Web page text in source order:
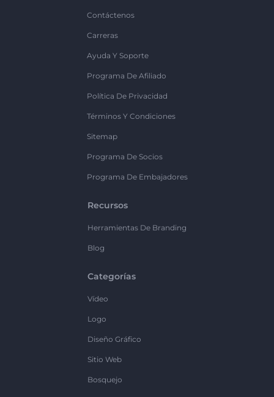
Contáctenos
Carreras
Ayuda Y Soporte
Programa De Afiliado
Política De Privacidad
Términos Y Condiciones
Sitemap
Programa De Socios
Programa De Embajadores
Recursos
Herramientas De Branding
Blog
Categorías
Vídeo
Logo
Diseño Gráfico
Sitio Web
Bosquejo